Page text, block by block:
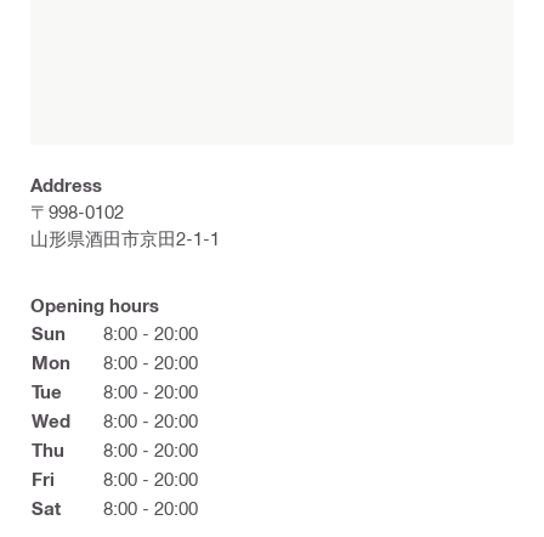
Address
〒998-0102
山形県酒田市京田2-1-1
Opening hours
Sun
8:00 - 20:00
Mon
8:00 - 20:00
Tue
8:00 - 20:00
Wed
8:00 - 20:00
Thu
8:00 - 20:00
Fri
8:00 - 20:00
Sat
8:00 - 20:00